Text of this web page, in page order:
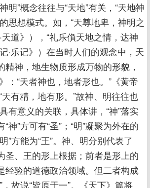
明”概念往往与“天地”有关，“天地∕神
思想模式。如，“天尊地卑，神明之
天道》），“礼乐偩天地之情，达神
·乐记》）在当时人们的观念中，天
精神，地生物质形成万物的形貌，
：“天者神也，地者形也。”《黄帝
天有精，地有形。”故神、明往往也
”具有意义的关联，具体讲，“神”落实
神”方可有“圣”；“明”凝聚为外在的
”方能为“王”。神、明分别代表了
圣、王的形上根据；前者是形上的
经验的道德政治领域。但二者构成
故说“皆原于一”。《天下》篇将